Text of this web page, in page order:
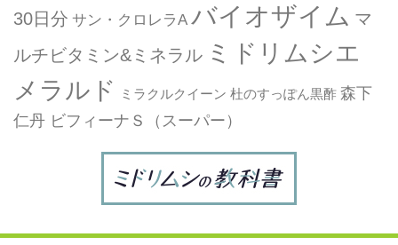
30日分 サン・クロレラA バイオザイム マ
ルチビタミン&ミネラル ミドリムシエ
メラルド
ミラクルクイーン 杜のすっぽん黒酢 森下
仁丹 ビフィーナＳ（スーパー）